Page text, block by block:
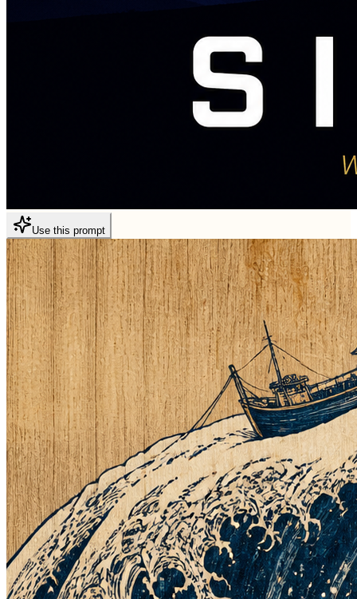
Use this prompt